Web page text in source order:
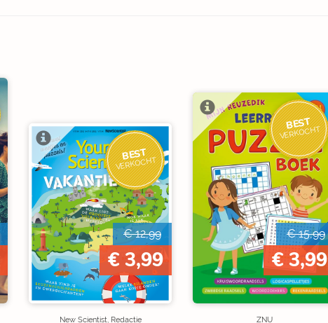
BEST
VERKOCHT
€ 12,99
€ 3,99
New Scientist, Redactie
BEST
VERKOCHT
€ 15,99
€ 3,99
ZNU